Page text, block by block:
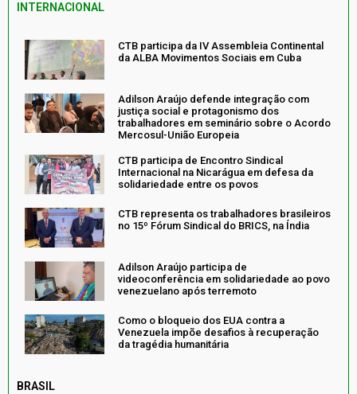
INTERNACIONAL
CTB participa da IV Assembleia Continental
da ALBA Movimentos Sociais em Cuba
Adilson Araújo defende integração com
justiça social e protagonismo dos
trabalhadores em seminário sobre o Acordo
Mercosul-União Europeia
CTB participa de Encontro Sindical
Internacional na Nicarágua em defesa da
solidariedade entre os povos
CTB representa os trabalhadores brasileiros
no 15º Fórum Sindical do BRICS, na Índia
Adilson Araújo participa de
videoconferência em solidariedade ao povo
venezuelano após terremoto
Como o bloqueio dos EUA contra a
Venezuela impõe desafios à recuperação
da tragédia humanitária
BRASIL